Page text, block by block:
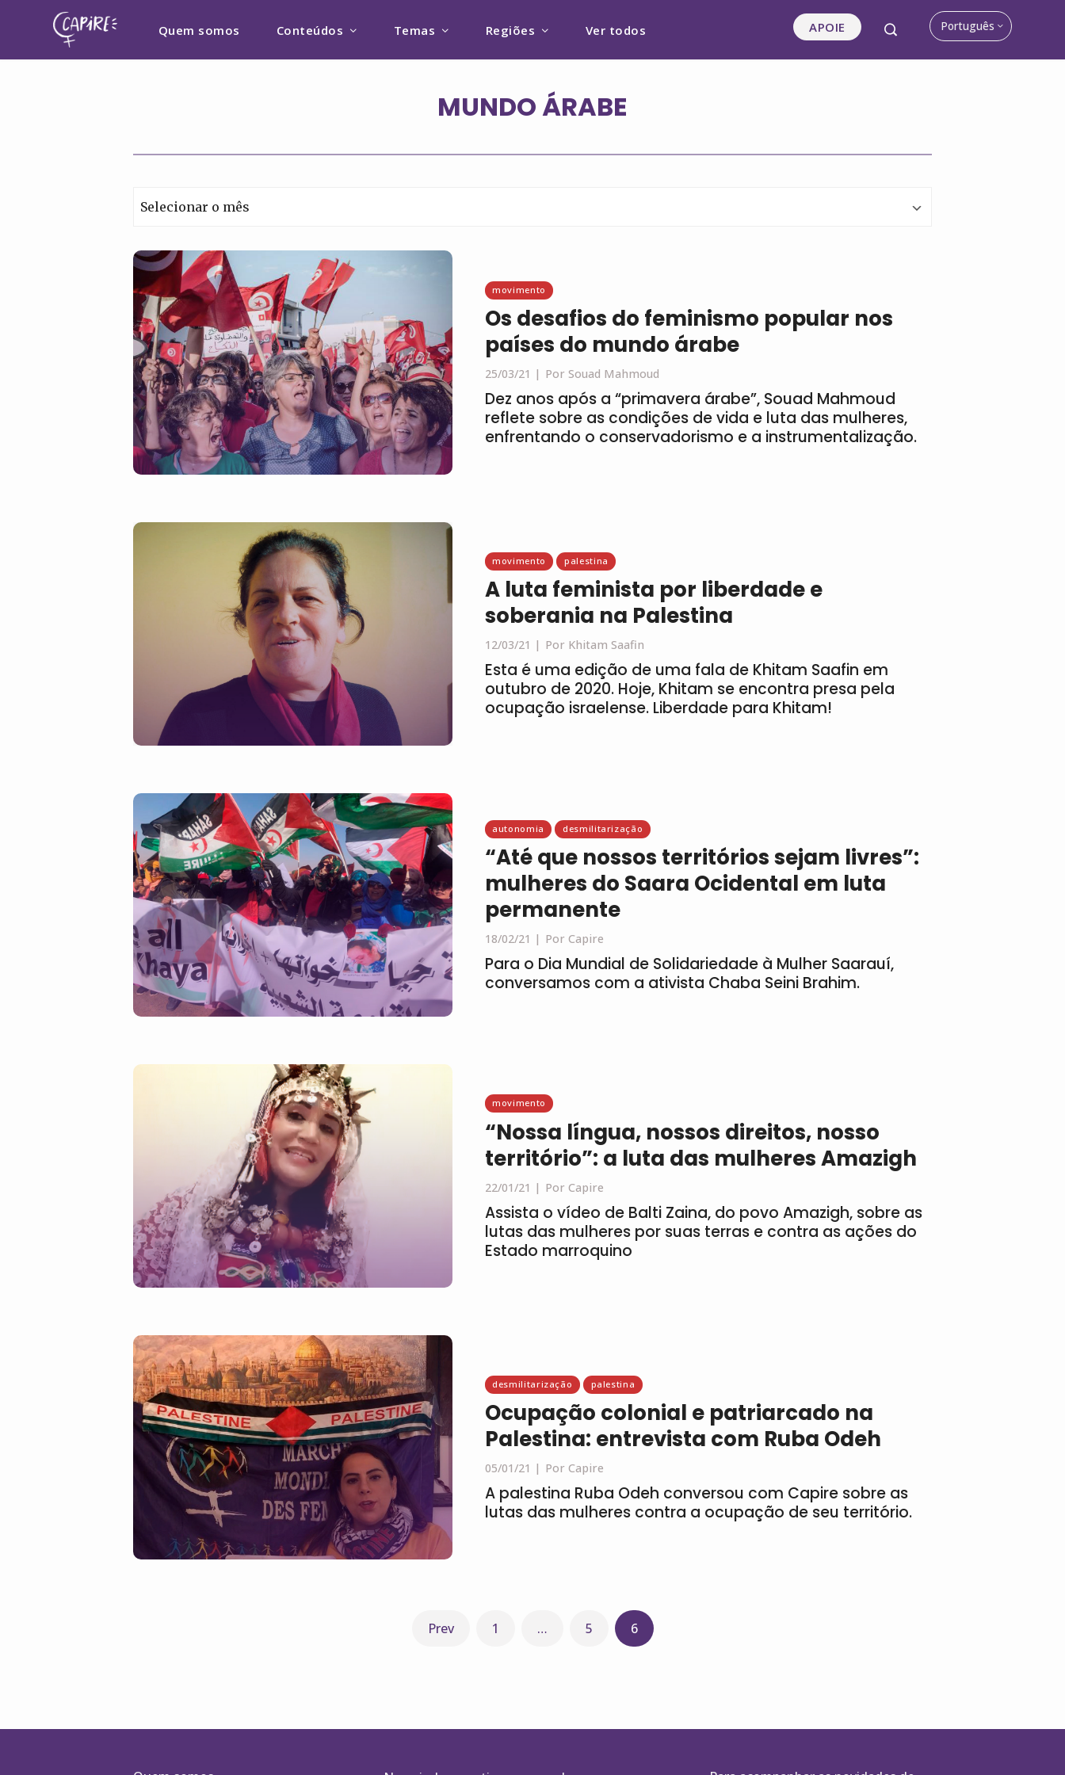
Quem somos Conteúdos Temas Regiões Ver todos APOIE Português
movimento
Os desafios do feminismo popular nos
países do mundo árabe
25/03/21 Por Souad Mahmoud
Dez anos após a “primavera árabe”, Souad Mahmoud
reflete sobre as condições de vida e luta das mulheres,
enfrentando o conservadorismo e a instrumentalização.
movimento palestina
A luta feminista por liberdade e
soberania na Palestina
12/03/21 Por Khitam Saafin
Esta é uma edição de uma fala de Khitam Saafin em
outubro de 2020. Hoje, Khitam se encontra presa pela
ocupação israelense. Liberdade para Khitam!
autonomia desmilitarização
“Até que nossos territórios sejam livres”:
mulheres do Saara Ocidental em luta
permanente
18/02/21 Por Capire
Para o Dia Mundial de Solidariedade à Mulher Saarauí,
conversamos com a ativista Chaba Seini Brahim.
movimento
“Nossa língua, nossos direitos, nosso
território”: a luta das mulheres Amazigh
22/01/21 Por Capire
Assista o vídeo de Balti Zaina, do povo Amazigh, sobre as
lutas das mulheres por suas terras e contra as ações do
Estado marroquino
desmilitarização palestina
Ocupação colonial e patriarcado na
Palestina: entrevista com Ruba Odeh
05/01/21 Por Capire
A palestina Ruba Odeh conversou com Capire sobre as
lutas das mulheres contra a ocupação de seu território.
Prev 1 … 5 6